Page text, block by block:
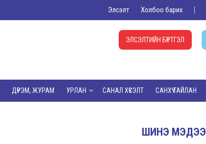
Элсэлт Холбоо барих
ЭЛСЭЛТИЙН БҮРТГЭЛ
ДҮРЭМ, ЖУРАМ УРЛАН САНАЛ ХҮСЭЛТ САНХҮҮ ТАЙЛАН
ШИНЭ МЭДЭЭ